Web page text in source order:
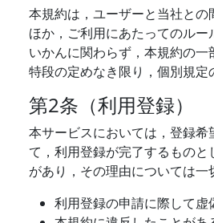
本規約は，ユーザーと当社と
ほか，ご利用にあたってのル
いかんに関わらず，本規約の
特段の定めなき限り，個別規定
第2条（利用登録）
本サービスにおいては，登録
て，利用登録が完了するもの
があり，その理由については一
利用登録の申請に際して